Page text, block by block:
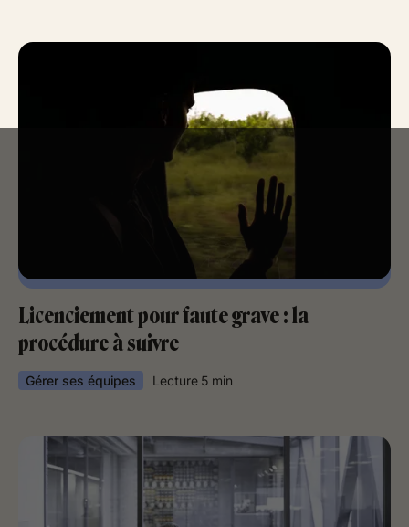
Licenciement pour faute grave : la
procédure à suivre
Gérer ses équipes Lecture 5 min